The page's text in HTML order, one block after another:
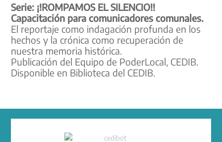
Serie: ¡!ROMPAMOS EL SILENCIO!!
Capacitación para comunicadores comunales.
El reportaje como indagación profunda en los
hechos y la crónica como recuperación de
nuestra memoria histórica.
Publicación del Equipo de PoderLocal, CEDIB.
Disponible en Biblioteca del CEDIB.